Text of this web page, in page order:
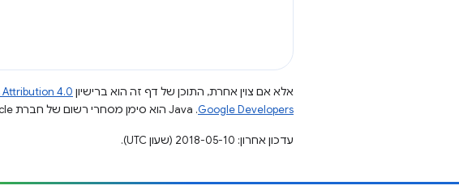
אלא אם צוין אחרת, התוכן של דף זה הוא ברישיון 4.0
Google Developers‏.‏ Java הוא סימן מסחרי רשום של חברת Oracle ו/או של השותפים העצמאיים שלה.
עדכון אחרון: 2018-05-10 (שעון UTC).